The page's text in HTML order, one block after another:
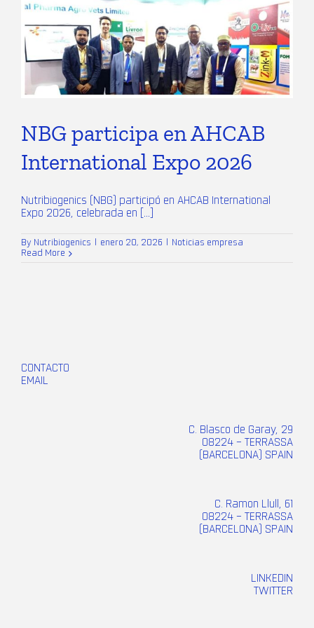
NBG participa en AHCAB
International Expo 2026
Nutribiogenics (NBG) participó en AHCAB International
Expo 2026, celebrada en [...]
By Nutribiogenics enero 20, 2026
Noticias empresa
Read More
CONTACTO
EMAIL
C. Blasco de Garay, 29
08224 – TERRASSA
(BARCELONA) SPAIN
C. Ramon Llull, 61
08224 – TERRASSA
(BARCELONA) SPAIN
LINKEDIN
TWITTER